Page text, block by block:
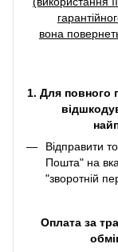
вона
1. Для повного
Відправити
Пошта" на
"зворотній
Оплата за